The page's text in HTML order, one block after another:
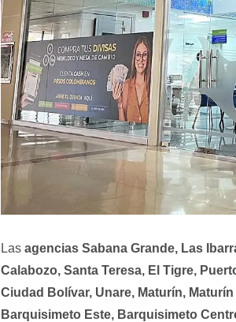
Las agencias Sabana Grande, Las
Calabozo, Santa Teresa, El Tigre,
Ciudad Bolívar, Unare, Maturín,
Barquisimeto Este, Barquisimeto